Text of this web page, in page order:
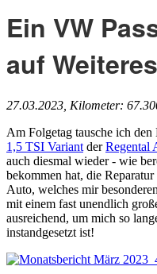
Ein VW
auf
27.03.2023, Kilometer:
Am Folgetag tausche ich den
1,5 TSI Variant derRegental
auch diesmal wieder - wie
bekommen hat, die
Auto, welches mir
mit einem fast unendlich
ausreichend, um mich so
instandgesetzt ist!